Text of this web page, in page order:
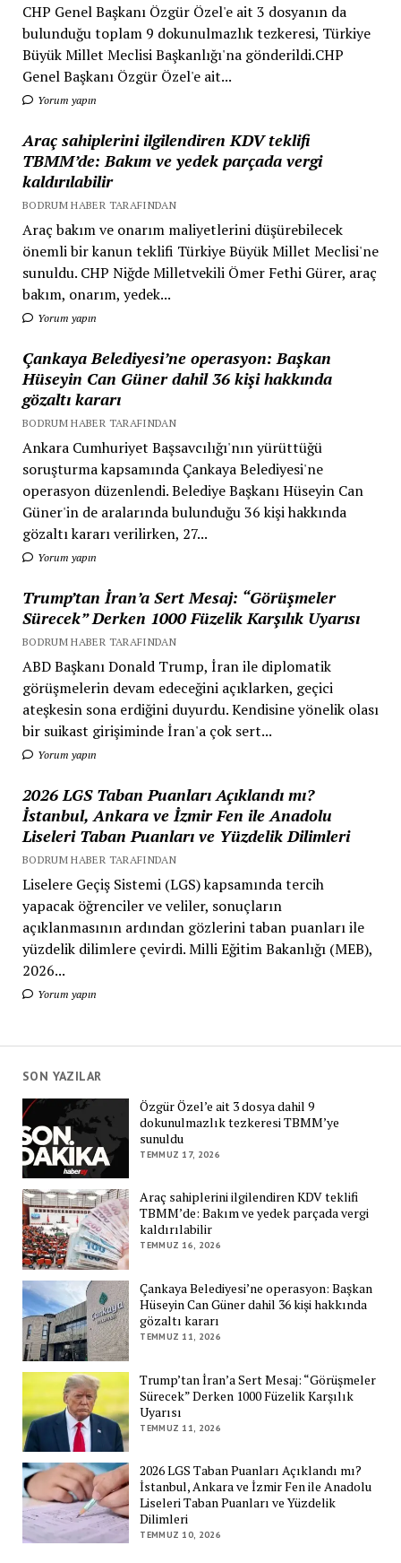
CHP Genel Başkanı Özgür Özel'e ait 3 dosyanın da
bulunduğu toplam 9 dokunulmazlık tezkeresi, Türkiye
Büyük Millet Meclisi Başkanlığı'na gönderildi.CHP
Genel Başkanı Özgür Özel'e ait...
Yorum yapın
Araç sahiplerini ilgilendiren KDV teklifi
TBMM’de: Bakım ve yedek parçada vergi
kaldırılabilir
BODRUM HABER TARAFINDAN
Araç bakım ve onarım maliyetlerini düşürebilecek
önemli bir kanun teklifi Türkiye Büyük Millet Meclisi'ne
sunuldu. CHP Niğde Milletvekili Ömer Fethi Gürer, araç
bakım, onarım, yedek...
Yorum yapın
Çankaya Belediyesi’ne operasyon: Başkan
Hüseyin Can Güner dahil 36 kişi hakkında
gözaltı kararı
BODRUM HABER TARAFINDAN
Ankara Cumhuriyet Başsavcılığı'nın yürüttüğü
soruşturma kapsamında Çankaya Belediyesi'ne
operasyon düzenlendi. Belediye Başkanı Hüseyin Can
Güner'in de aralarında bulunduğu 36 kişi hakkında
gözaltı kararı verilirken, 27...
Yorum yapın
Trump’tan İran’a Sert Mesaj: “Görüşmeler
Sürecek” Derken 1000 Füzelik Karşılık Uyarısı
BODRUM HABER TARAFINDAN
ABD Başkanı Donald Trump, İran ile diplomatik
görüşmelerin devam edeceğini açıklarken, geçici
ateşkesin sona erdiğini duyurdu. Kendisine yönelik olası
bir suikast girişiminde İran'a çok sert...
Yorum yapın
2026 LGS Taban Puanları Açıklandı mı?
İstanbul, Ankara ve İzmir Fen ile Anadolu
Liseleri Taban Puanları ve Yüzdelik Dilimleri
BODRUM HABER TARAFINDAN
Liselere Geçiş Sistemi (LGS) kapsamında tercih
yapacak öğrenciler ve veliler, sonuçların
açıklanmasının ardından gözlerini taban puanları ile
yüzdelik dilimlere çevirdi. Milli Eğitim Bakanlığı (MEB),
2026...
Yorum yapın
SON YAZILAR
Özgür Özel’e ait 3 dosya dahil 9
dokunulmazlık tezkeresi TBMM’ye
sunuldu
TEMMUZ 17, 2026
Araç sahiplerini ilgilendiren KDV teklifi
TBMM’de: Bakım ve yedek parçada vergi
kaldırılabilir
TEMMUZ 16, 2026
Çankaya Belediyesi’ne operasyon: Başkan
Hüseyin Can Güner dahil 36 kişi hakkında
gözaltı kararı
TEMMUZ 11, 2026
Trump’tan İran’a Sert Mesaj: “Görüşmeler
Sürecek” Derken 1000 Füzelik Karşılık
Uyarısı
TEMMUZ 11, 2026
2026 LGS Taban Puanları Açıklandı mı?
İstanbul, Ankara ve İzmir Fen ile Anadolu
Liseleri Taban Puanları ve Yüzdelik
Dilimleri
TEMMUZ 10, 2026